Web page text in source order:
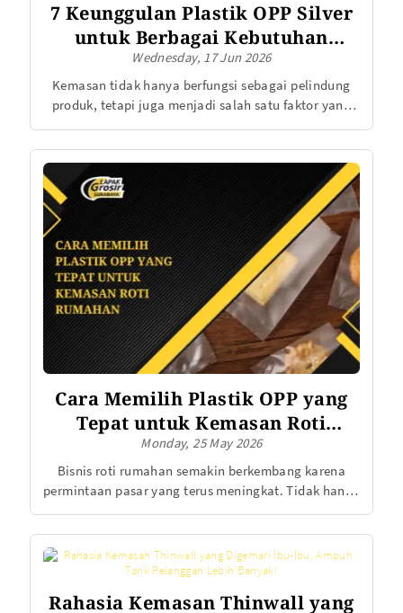
7 Keunggulan Plastik OPP Silver
untuk Berbagai Kebutuhan
Packaging
Wednesday, 17 Jun 2026
Kemasan tidak hanya berfungsi sebagai pelindung
produk, tetapi juga menjadi salah satu faktor yang
sebagai solusi kemasan karena tampilannya yang
menarik dan kemampuannya dalam menjaga
kualitas produk. Mulai dari makanan ringan, kopi,
hingga produk kosmetik, kemasan OPP silver semakin
banyak digunakan karena menawarkan kombinasi
antara estetika dan fungsi.
Cara Memilih Plastik OPP yang
Tepat untuk Kemasan Roti
Rumahan
Monday, 25 May 2026
Bisnis roti rumahan semakin berkembang karena
permintaan pasar yang terus meningkat. Tidak hanya
Salah satu elemen yang sering dianggap sepele
tetapi memiliki pengaruh besar adalah kemasan.
terlihat lebih menarik, higienis, dan profesional.
Rahasia Kemasan Thinwall yang